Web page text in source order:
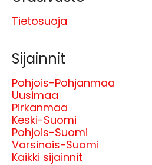
Tietosuoja
Sijainnit
Pohjois-Pohjanmaa
Uusimaa
Pirkanmaa
Keski-Suomi
Pohjois-Suomi
Varsinais-Suomi
Kaikki sijainnit